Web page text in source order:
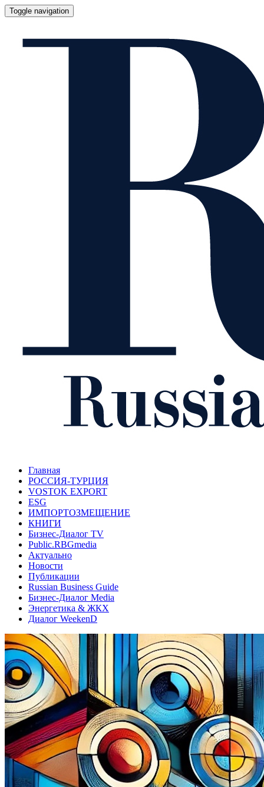
Toggle navigation
Главная
РОССИЯ-ТУРЦИЯ
VOSTOK EXPORT
ESG
ИМПОРТОЗМЕЩЕНИЕ
КНИГИ
Бизнес-Диалог TV
Public.RBGmedia
Актуально
Новости
Публикации
Russian Business Guide
Бизнес-Диалог Media
Энергетика & ЖКХ
Диалог WeekenD